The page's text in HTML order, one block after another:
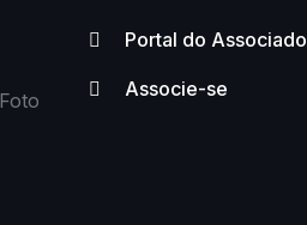
Portal do Associado
Associe-se